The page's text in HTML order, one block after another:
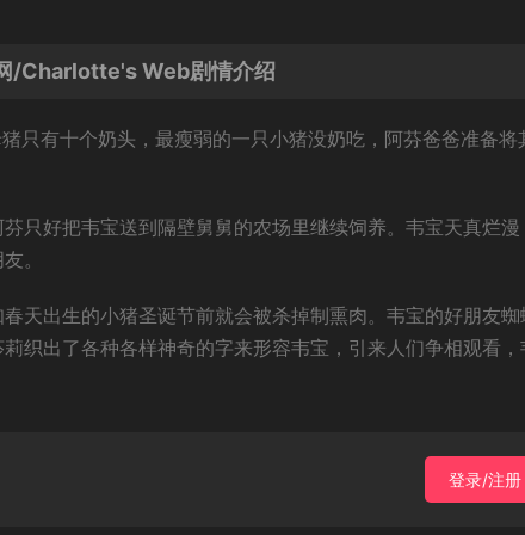
/Charlotte's Web剧情介绍
只有十个奶头，最瘦弱的一只小猪没奶吃，阿芬爸爸准备将
只好把韦宝送到隔壁舅舅的农场里继续饲养。韦宝天真烂漫
。
天出生的小猪圣诞节前就会被杀掉制熏肉。韦宝的好朋友蜘
织出了各种各样神奇的字来形容韦宝，引来人们争相观看，
登录/注册